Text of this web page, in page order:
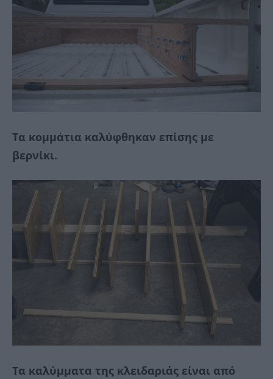
Τα κομμάτια καλύφθηκαν επίσης με
βερνίκι.
Τα καλύμματα της κλειδαριάς είναι από